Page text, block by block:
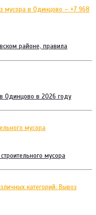
районе, правила
Одинцово в 2026 году
мусора